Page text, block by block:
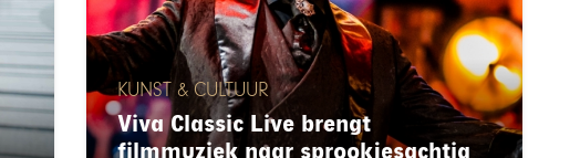
KUNST & CULTUUR
Viva Classic Live brengt
filmmuziek naar sprookjesachtig